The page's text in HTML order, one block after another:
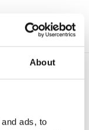
About
ads, to